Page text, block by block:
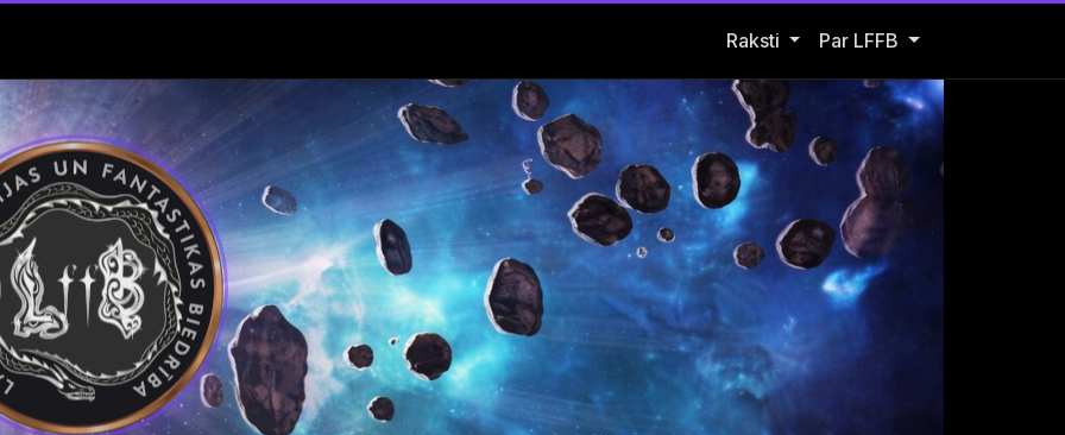
Raksti Open Raksti submenu
Par LFFB